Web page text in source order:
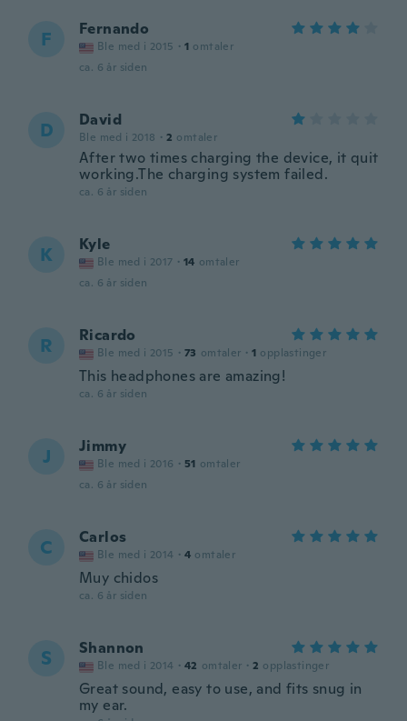
F Fernando
Ble med i 2015 · 1 omtaler
ca. 6 år siden
D David
Ble med i 2018 · 2 omtaler
After two times charging the device, it quit
working.The charging system failed.
ca. 6 år siden
K Kyle
Ble med i 2017 · 14 omtaler
ca. 6 år siden
R Ricardo
Ble med i 2015 · 73 omtaler · 1 opplastinger
This headphones are amazing!
ca. 6 år siden
J Jimmy
Ble med i 2016 · 51 omtaler
ca. 6 år siden
C Carlos
Ble med i 2014 · 4 omtaler
Muy chidos
ca. 6 år siden
S Shannon
Ble med i 2014 · 42 omtaler · 2 opplastinger
Great sound, easy to use, and fits snug in
my ear.